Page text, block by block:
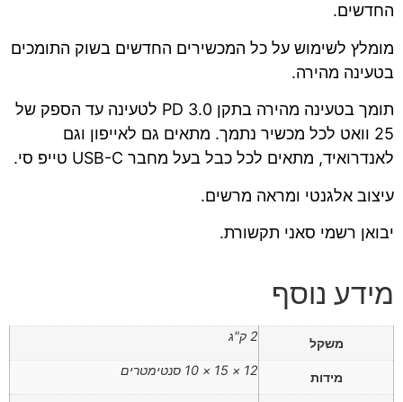
החדשים.
מומלץ לשימוש על כל המכשירים החדשים בשוק התומכים
בטעינה מהירה.
תומך בטעינה מהירה בתקן PD 3.0 לטעינה עד הספק של
25 וואט לכל מכשיר נתמך. מתאים גם לאייפון וגם
לאנדרואיד, מתאים לכל כבל בעל מחבר USB-C טייפ סי.
עיצוב אלגנטי ומראה מרשים.
יבואן רשמי סאני תקשורת.
מידע נוסף
משקל 2 ק"ג
מידות 12 × 15 × 10 סנטימטרים